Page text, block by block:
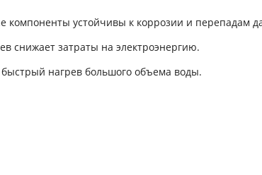
компоненты устойчивы к коррозии и перепадам
снижает затраты на электроэнергию.
нагрев большого объема воды.